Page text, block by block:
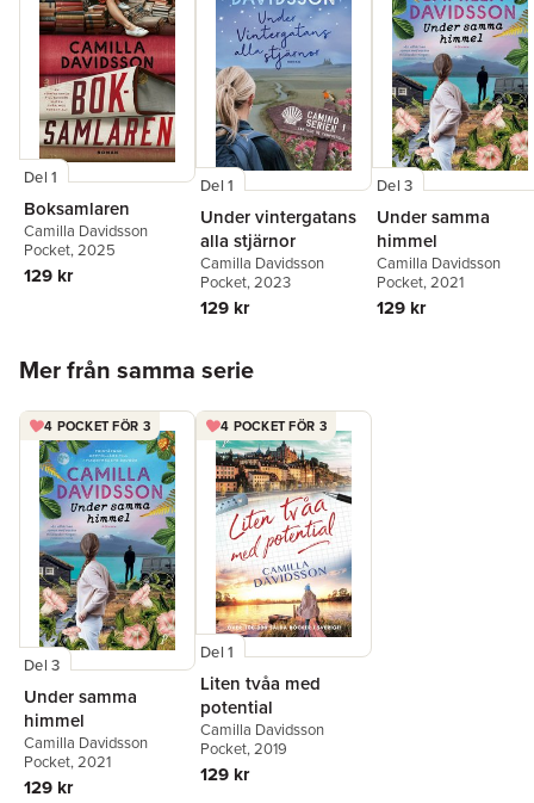
Del 1
Boksamlaren
Camilla Davidsson
Pocket, 2025
129 kr
Del 1
Under vintergatans
alla stjärnor
Camilla Davidsson
Pocket, 2023
129 kr
Del 3
Under samma
himmel
Camilla Davidsson
Pocket, 2021
129 kr
Mer från samma serie
4 POCKET FÖR 3
Del 3
Under samma
himmel
Camilla Davidsson
Pocket, 2021
129 kr
4 POCKET FÖR 3
Del 1
Liten tvåa med
potential
Camilla Davidsson
Pocket, 2019
129 kr